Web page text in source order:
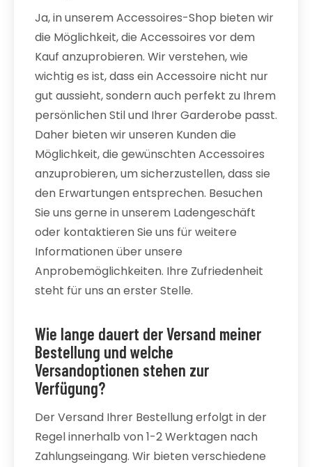
Ja, in unserem Accessoires-Shop bieten wir
die Möglichkeit, die Accessoires vor dem
Kauf anzuprobieren. Wir verstehen, wie
wichtig es ist, dass ein Accessoire nicht nur
gut aussieht, sondern auch perfekt zu Ihrem
persönlichen Stil und Ihrer Garderobe passt.
Daher bieten wir unseren Kunden die
Möglichkeit, die gewünschten Accessoires
anzuprobieren, um sicherzustellen, dass sie
den Erwartungen entsprechen. Besuchen
Sie uns gerne in unserem Ladengeschäft
oder kontaktieren Sie uns für weitere
Informationen über unsere
Anprobemöglichkeiten. Ihre Zufriedenheit
steht für uns an erster Stelle.
Wie lange dauert der Versand meiner
Bestellung und welche
Versandoptionen stehen zur
Verfügung?
Der Versand Ihrer Bestellung erfolgt in der
Regel innerhalb von 1-2 Werktagen nach
Zahlungseingang. Wir bieten verschiedene